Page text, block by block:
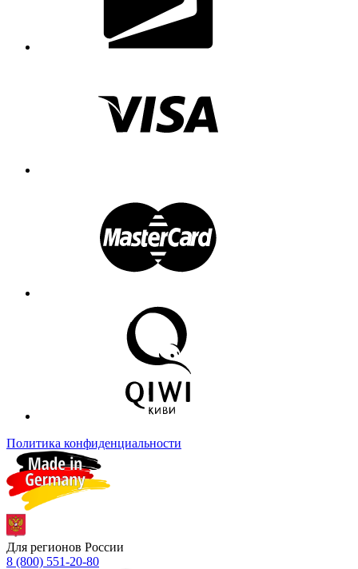
Политика конфиденциальности
Для регионов России
8 (800) 551-20-80